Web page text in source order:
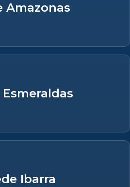
Amazonas
Esmeraldas
Ibarra